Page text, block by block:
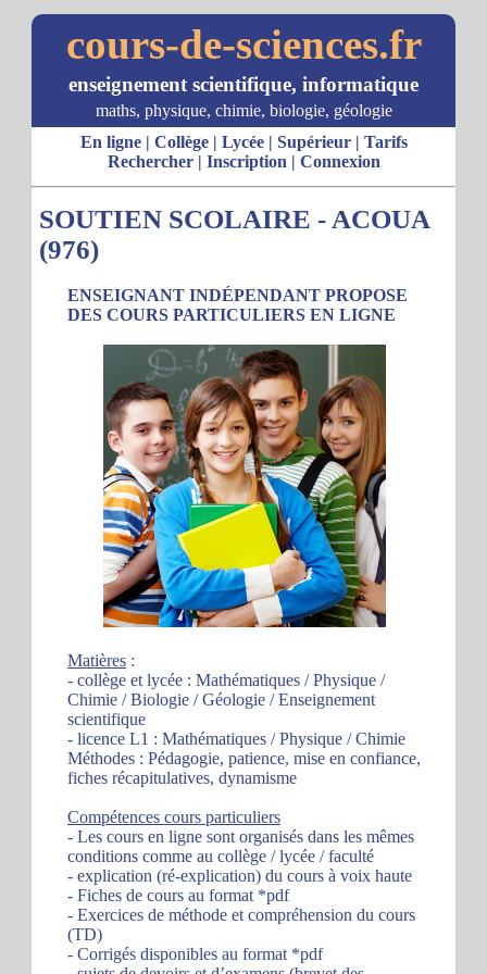
cours-de-sciences.fr
enseignement scientifique, informatique
maths, physique, chimie, biologie, géologie
En ligne| Collège| Lycée| Supérieur| Tarifs
Rechercher| Inscription | Connexion
SOUTIEN SCOLAIRE - ACOUA
(976)
ENSEIGNANT INDÉPENDANT PROPOSE
DES COURS PARTICULIERS EN LIGNE
Matières :
- collège et lycée : Mathématiques / Physique /
Chimie / Biologie / Géologie / Enseignement
scientifique
- licence L1 : Mathématiques / Physique / Chimie
Méthodes : Pédagogie, patience, mise en confiance,
fiches récapitulatives, dynamisme
Compétences cours particuliers
- Les cours en ligne sont organisés dans les mêmes
conditions comme au collège / lycée / faculté
- explication (ré-explication) du cours à voix haute
- Fiches de cours au format *pdf
- Exercices de méthode et compréhension du cours
(TD)
- Corrigés disponibles au format *pdf